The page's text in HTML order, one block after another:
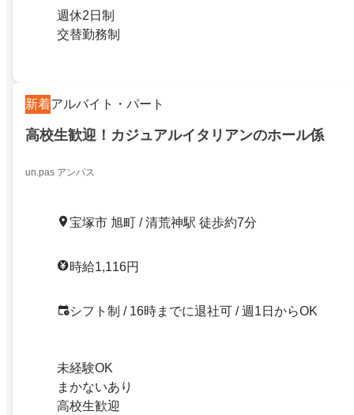
週休2日制
交替勤務制
新着アルバイト・パート
高校生歓迎！カジュアルイタリアンのホール係
un.pas アンパス
宝塚市 旭町 / 清荒神駅 徒歩約7分
時給1,116円
シフト制 / 16時までに退社可 / 週1日からOK
未経験OK
まかないあり
高校生歓迎